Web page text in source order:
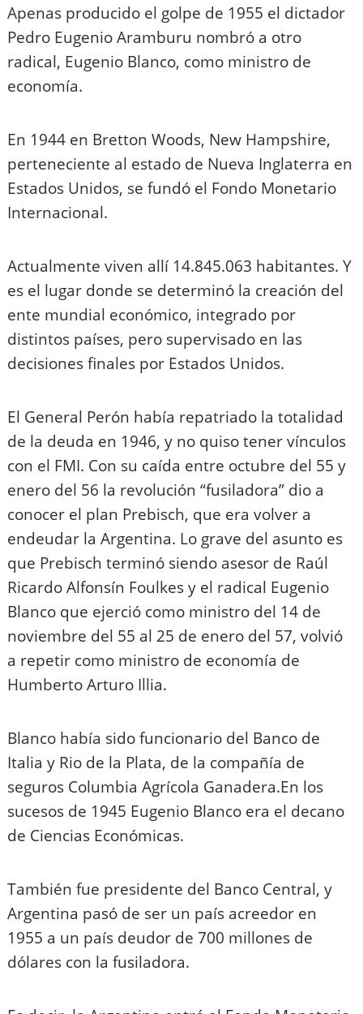
Apenas producido el golpe de 1955 el dictador
Pedro Eugenio Aramburu nombró a otro
radical, Eugenio Blanco, como ministro de
economía.
En 1944 en Bretton Woods, New Hampshire,
perteneciente al estado de Nueva Inglaterra en
Estados Unidos, se fundó el Fondo Monetario
Internacional.
Actualmente viven allí 14.845.063 habitantes. Y
es el lugar donde se determinó la creación del
ente mundial económico, integrado por
distintos países, pero supervisado en las
decisiones finales por Estados Unidos.
El General Perón había repatriado la totalidad
de la deuda en 1946, y no quiso tener vínculos
con el FMI. Con su caída entre octubre del 55 y
enero del 56 la revolución “fusiladora” dio a
conocer el plan Prebisch, que era volver a
endeudar la Argentina. Lo grave del asunto es
que Prebisch terminó siendo asesor de Raúl
Ricardo Alfonsín Foulkes y el radical Eugenio
Blanco que ejerció como ministro del 14 de
noviembre del 55 al 25 de enero del 57, volvió
a repetir como ministro de economía de
Humberto Arturo Illia.
Blanco había sido funcionario del Banco de
Italia y Rio de la Plata, de la compañía de
seguros Columbia Agrícola Ganadera.En los
sucesos de 1945 Eugenio Blanco era el decano
de Ciencias Económicas.
También fue presidente del Banco Central, y
Argentina pasó de ser un país acreedor en
1955 a un país deudor de 700 millones de
dólares con la fusiladora.